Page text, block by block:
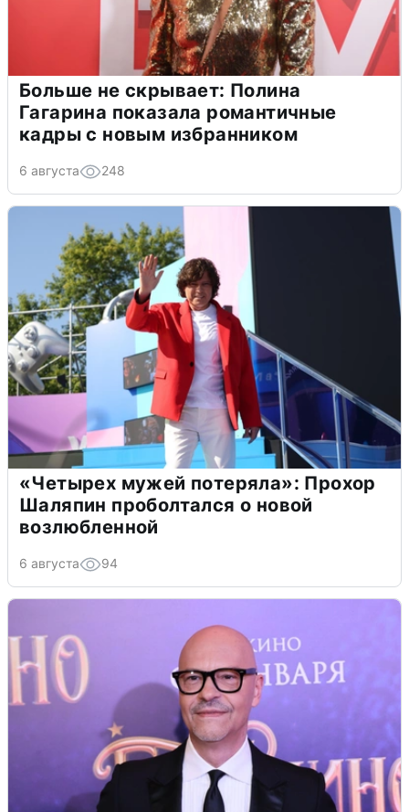
Больше не скрывает: Полина
Гагарина показала романтичные
кадры с новым избранником
6 августа 248
«Четырех мужей потеряла»: Прохор
Шаляпин проболтался о новой
возлюбленной
6 августа 94